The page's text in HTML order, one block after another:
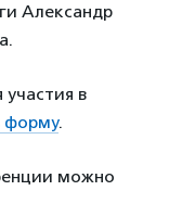
Александр
в
форму.
можно